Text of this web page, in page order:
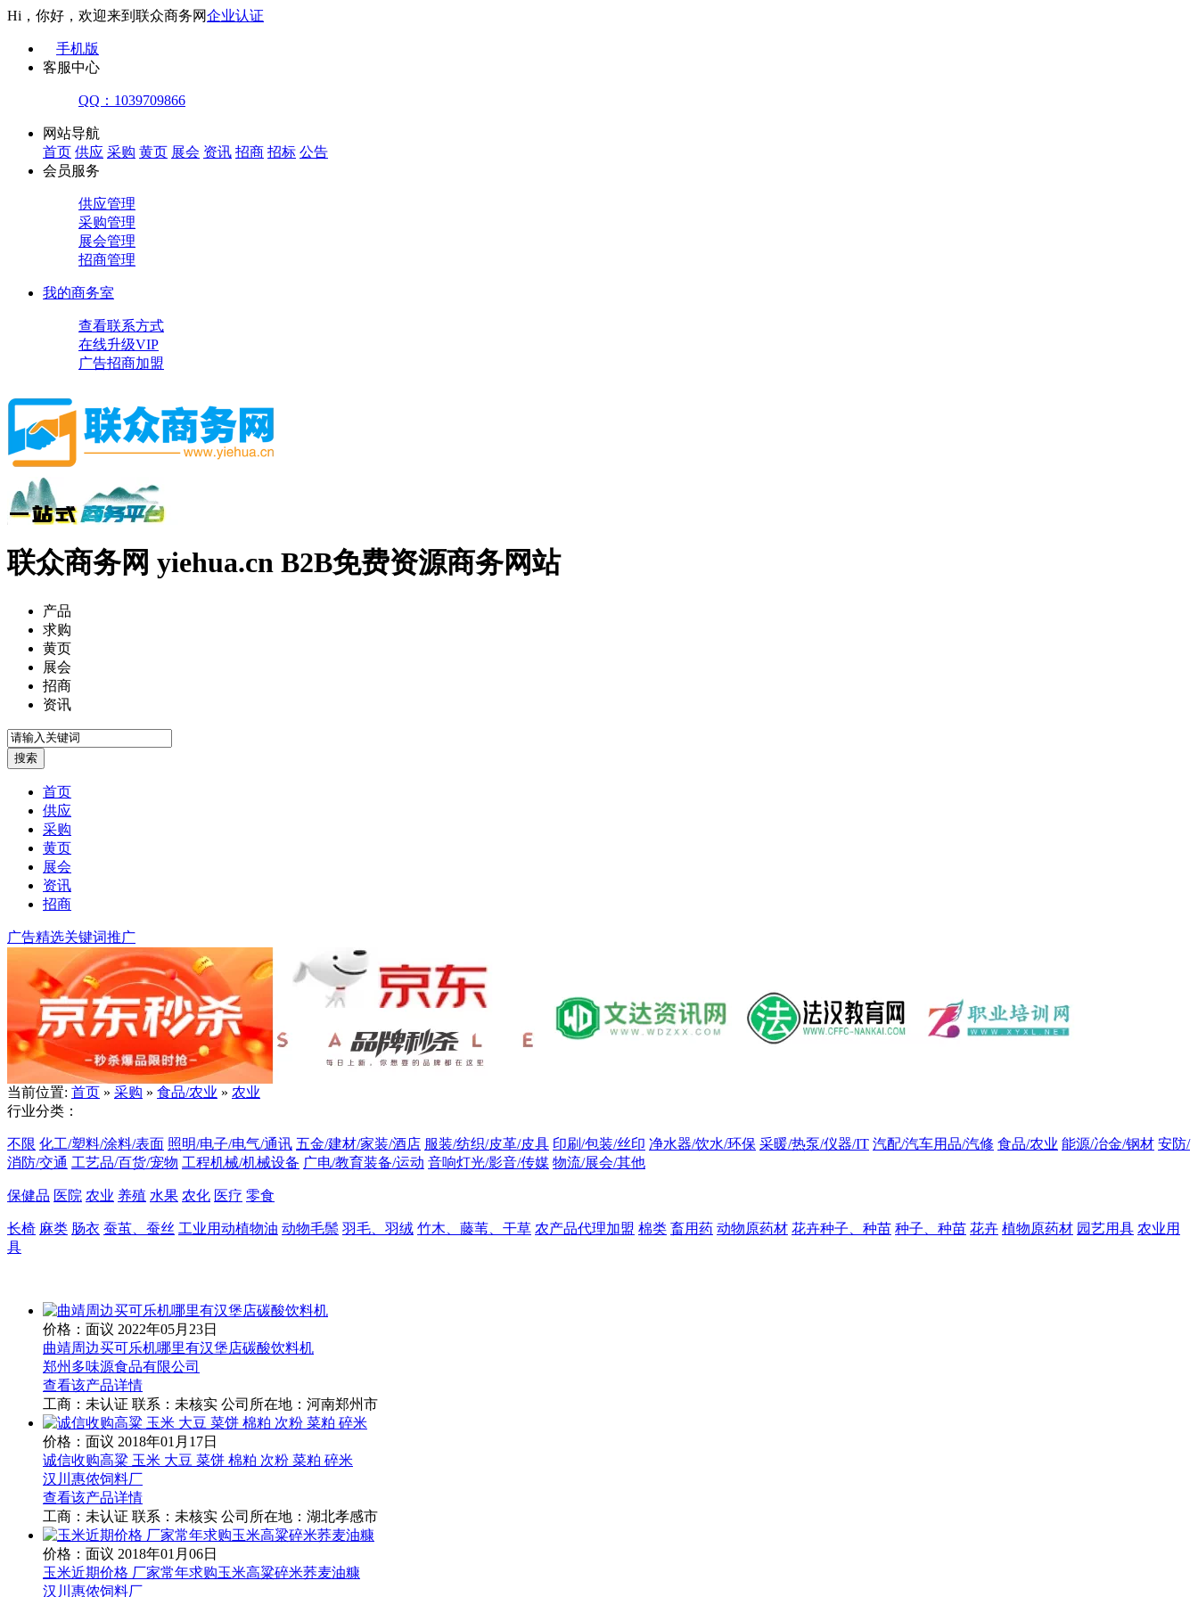
Hi，你好，欢迎来到联众商务网企业认证
手机版
客服中心
QQ：1039709866
网站导航
首页 供应 采购 黄页 展会 资讯 招商 招标 公告
会员服务
供应管理
采购管理
展会管理
招商管理
我的商务室
查看联系方式
在线升级VIP
广告招商加盟
联众商务网 yiehua.cn B2B免费资源商务网站
产品
求购
黄页
展会
招商
资讯
首页
供应
采购
黄页
展会
资讯
招商
广告精选关键词推广
当前位置: 首页 » 采购 » 食品/农业 » 农业
行业分类：
不限 化工/塑料/涂料/表面 照明/电子/电气/通讯 五金/建材/家装/酒店 服装/纺织/皮革/皮具 印刷/包装/丝印 净水器/饮水/环保 采暖/热泵/仪器/IT 汽配/汽车用品/汽修 食品/农业 能源/冶金/钢材 安防/
消防/交通 工艺品/百货/宠物 工程机械/机械设备 广电/教育装备/运动 音响灯光/影音/传媒 物流/展会/其他
保健品 医院 农业 养殖 水果 农化 医疗 零食
长椅 麻类 肠衣 蚕茧、蚕丝 工业用动植物油 动物毛鬃 羽毛、羽绒 竹木、藤苇、干草 农产品代理加盟 棉类 畜用药 动物原药材 花卉种子、种苗 种子、种苗 花卉 植物原药材 园艺用具 农业用
具
价格：面议 2022年05月23日
曲靖周边买可乐机哪里有汉堡店碳酸饮料机
郑州多味源食品有限公司
查看该产品详情
工商： 未认证 联系： 未核实 公司所在地：河南郑州市
价格：面议 2018年01月17日
诚信收购高粱 玉米 大豆 菜饼 棉粕 次粉 菜粕 碎米
汉川惠侬饲料厂
查看该产品详情
工商： 未认证 联系： 未核实 公司所在地：湖北孝感市
价格：面议 2018年01月06日
玉米近期价格 厂家常年求购玉米高粱碎米荞麦油糠
汉川惠侬饲料厂